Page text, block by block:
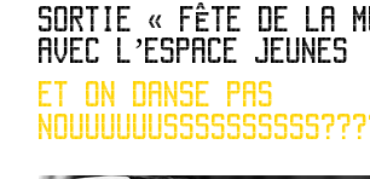
SORTIE « FÊTE DE LA
AVEC L’ESPACE JEUNES
ET ON DANSE PAS